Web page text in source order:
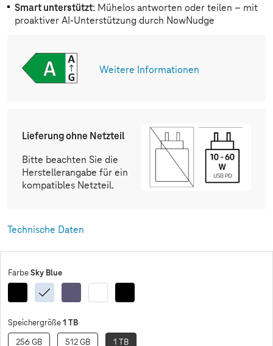
Smart unterstützt: Mühelos antworten oder teilen – mit
proaktiver AI-Unterstützung durch NowNudge
Weitere Informationen
Lieferung ohne Netzteil
Bitte beachten Sie die
Herstellerangabe für ein
kompatibles Netzteil.
Technische Daten
Farbe Sky Blue
Black
Enterprise
Sky
Blue
Cobalt
Violet
White Black
Speichergröße 1 TB
256 GB 512 GB 1 TB